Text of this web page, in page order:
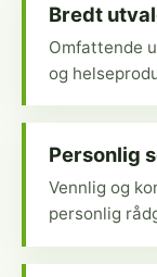
Bredt
Omfattende
og
Personlig
Vennlig og
personlig